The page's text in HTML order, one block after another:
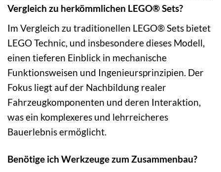
Vergleich zu herkömmlichen LEGO® Sets?
Im Vergleich zu traditionellen LEGO® Sets bietet
LEGO Technic, und insbesondere dieses Modell,
einen tieferen Einblick in mechanische
Funktionsweisen und Ingenieursprinzipien. Der
Fokus liegt auf der Nachbildung realer
Fahrzeugkomponenten und deren Interaktion,
was ein komplexeres und lehrreicheres
Bauerlebnis ermöglicht.
Benötige ich Werkzeuge zum Zusammenbau?